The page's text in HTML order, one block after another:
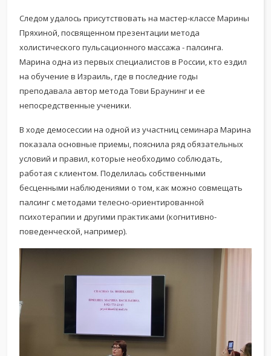
Следом удалось присутствовать на мастер-классе Марины
Пряхиной, посвященном презентации метода
холистического пульсационного массажа - палсинга.
Марина одна из первых специалистов в России, кто ездил
на обучение в Израиль, где в последние годы
преподавала автор метода Тови Браунинг и ее
непосредственные ученики.
В ходе демосессии на одной из участниц семинара Марина
показала основные приемы, пояснила ряд обязательных
условий и правил, которые необходимо соблюдать,
работая с клиентом. Поделилась собственными
бесценными наблюдениями о том, как можно совмещать
палсинг с методами телесно-ориентированной
психотерапии и другими практиками (когнитивно-
поведенческой, например).